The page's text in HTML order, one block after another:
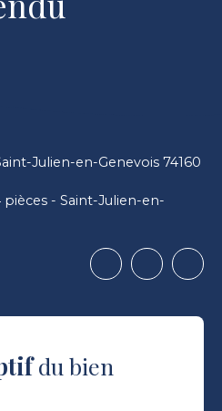
Julien-en-Genevois 74160
- Saint-Julien-en-
du bien